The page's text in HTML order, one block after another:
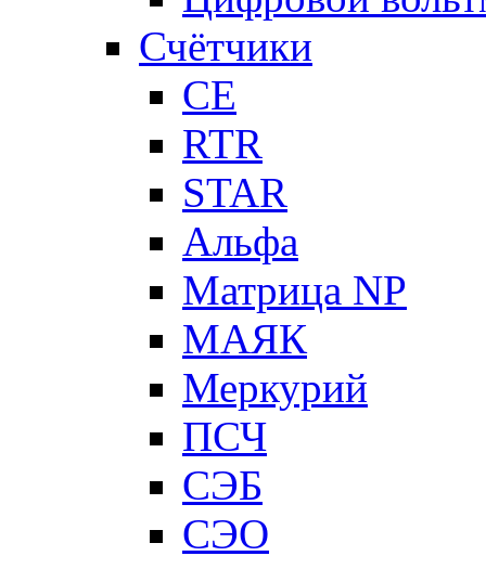
Счётчики
CE
RTR
STAR
Альфа
Матрица NP
МАЯК
Меркурий
ПСЧ
СЭБ
СЭО